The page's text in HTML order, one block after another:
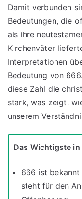
Damit verbunden
Bedeutungen, die
als ihre
Kirchenväter
Interpretationen
Bedeutung von
diese Zahl die
stark, was zeigt,
unserem
Das Wichtigste in
666 ist bekannt
steht für den